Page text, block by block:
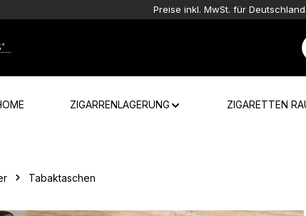
Preise inkl. MwSt. für
ZIGARRENLAGERUNG ZIGARETTEN
Tabaktaschen